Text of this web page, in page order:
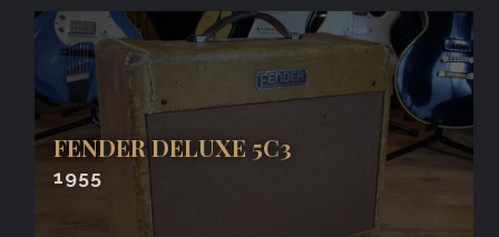
FENDER DELUXE 5C3
1955